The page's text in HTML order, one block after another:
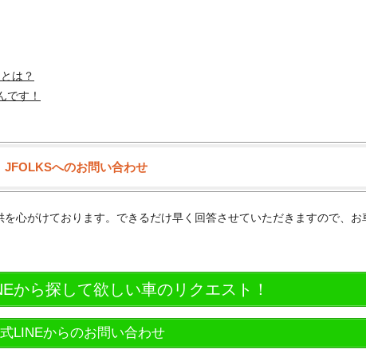
は？
です！
JFOLKSへのお問い合わせ
心がけております。できるだけ早く回答させていただきますので、お
から探して欲しい車のリクエスト！
LINEからのお問い合わせ